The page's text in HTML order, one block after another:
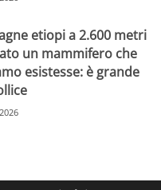
etiopi a 2.600 metri
un mammifero che
esistesse: è grande